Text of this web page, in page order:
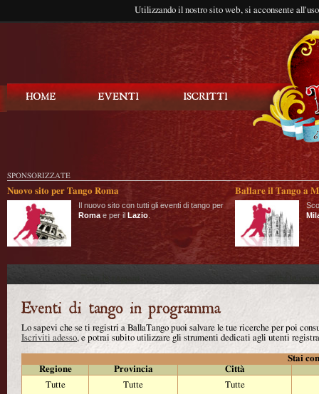
Utilizzando il nostro sito web, si acconsente
SPONSORIZZATE
Nuovo sito per Tango Roma
Il nuovo sito con tutti gli eventi di tango per
Roma e per il Lazio
Ballare il Tango a
Lo sapevi che se ti registri a BallaTango puoi salvare le tue ricerche per poi
Iscriviti adesso, e potrai subito utilizzare gli strumenti dedicati agli utenti
Stai
Regione
Provincia
Città
Tutte
Tutte
Tutte